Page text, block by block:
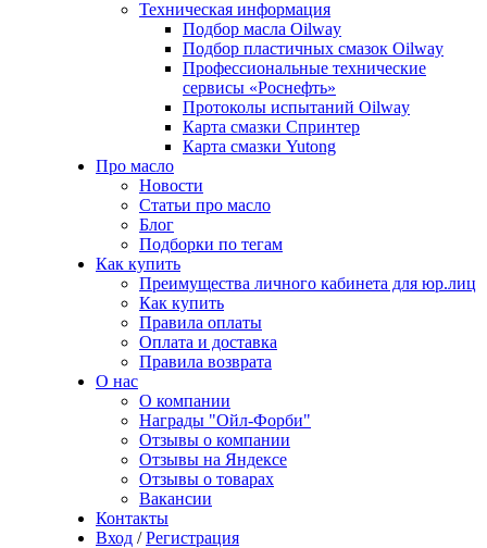
Техническая информация
Подбор масла Oilway
Подбор пластичных смазок Oilway
Профессиональные технические
сервисы «Роснефть»
Протоколы испытаний Oilway
Карта смазки Спринтер
Карта смазки Yutong
Про масло
Новости
Статьи про масло
Блог
Подборки по тегам
Как купить
Преимущества личного кабинета для юр.лиц
Как купить
Правила оплаты
Оплата и доставка
Правила возврата
О нас
О компании
Награды "Ойл-Форби"
Отзывы о компании
Отзывы на Яндексе
Отзывы о товарах
Вакансии
Контакты
Вход / Регистрация